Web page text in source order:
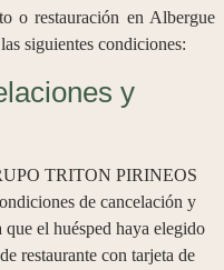
o restauración en Albergue
siguientes condiciones:
y
TRITON PIRINEOS
de cancelación y
el huésped haya elegido
restaurante con tarjeta de